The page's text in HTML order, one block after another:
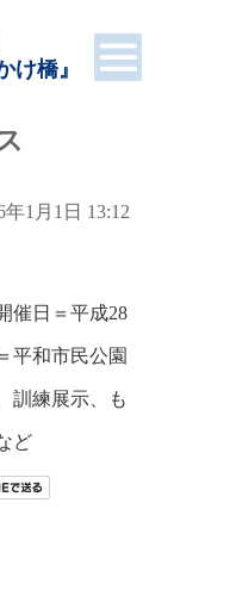
け橋』
年1月1日 13:12
催日＝平成28
平和市民公園
訓練展示、も
ど